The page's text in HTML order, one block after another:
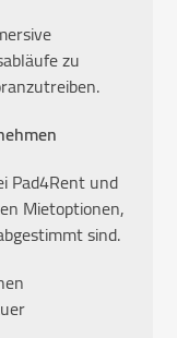
zu
Pad4Rent und
Mietoptionen,
sind.